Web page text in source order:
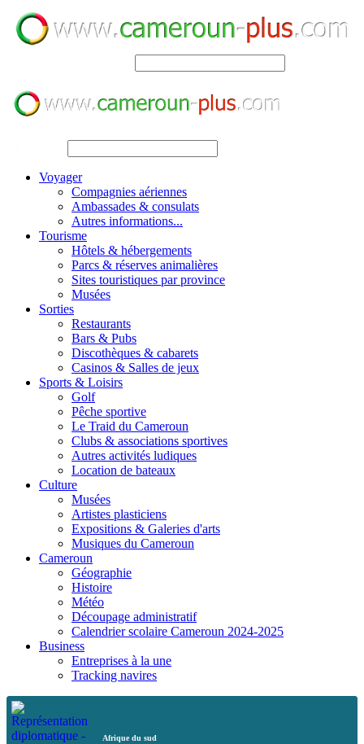
Voyager
Compagnies aériennes
Ambassades & consulats
Autres informations...
Tourisme
Hôtels & hébergements
Parcs & réserves animalières
Sites touristiques par province
Musées
Sorties
Restaurants
Bars & Pubs
Discothèques & cabarets
Casinos & Salles de jeux
Sports & Loisirs
Golf
Pêche sportive
Le Traid du Cameroun
Clubs & associations sportives
Autres activités ludiques
Location de bateaux
Culture
Musées
Artistes plasticiens
Expositions & Galeries d'arts
Musiques du Cameroun
Cameroun
Géographie
Histoire
Météo
Découpage administratif
Calendrier scolaire Cameroun 2024-2025
Business
Entreprises à la une
Tracking navires
Afrique du sud